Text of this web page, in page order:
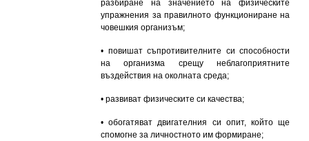
разбиране на значението на физическите
упражнения за правилното функциониране на
човешкия организъм;
• повишат съпротивителните си способности
на организма срещу неблагоприятните
въздействия на околната среда;
• развиват физическите си качества;
• обогатяват двигателния си опит, който ще
спомогне за личностното им формиране;